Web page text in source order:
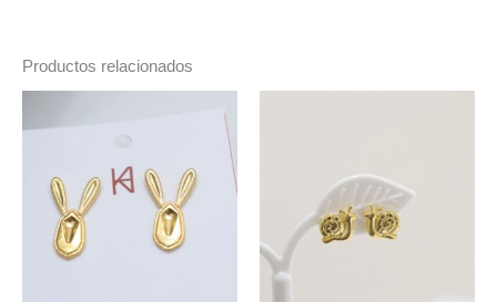
Productos relacionados